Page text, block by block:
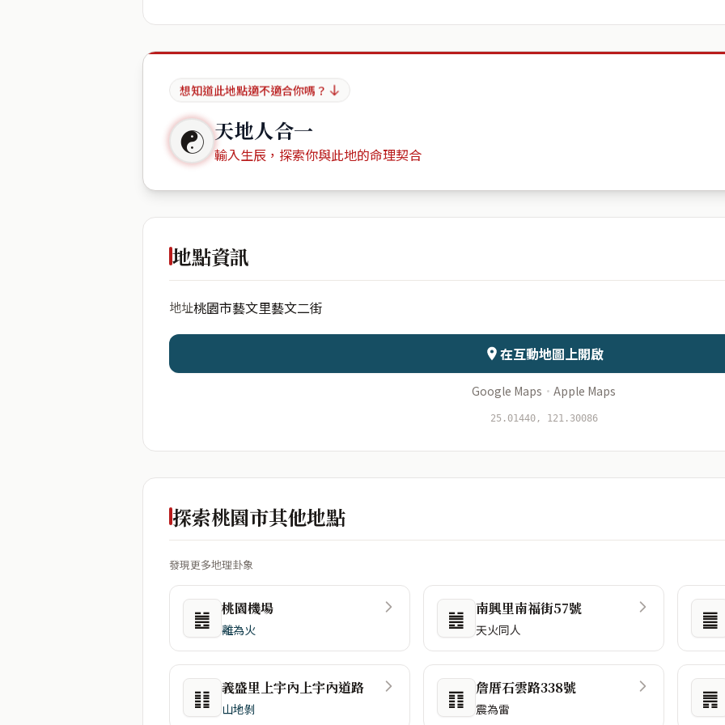
想知道此地點適不適合你嗎？
☯ 天地人合一
輸入生辰，探索你與此地的命理契合
地點資訊
地址桃園市藝文里藝文二街
在互動地圖上開啟
Google Maps · Apple Maps
25.01440, 121.30086
探索桃園市其他地點
發現更多地理卦象
䷰ 桃園機場
離為火 ䷰ 南興里南福街57號
天火同人 ䷀
䷁ 義盛里上宇內上宇內道路
山地剝 ䷖ 詹厝石雲路338號
震為雷 ䷠